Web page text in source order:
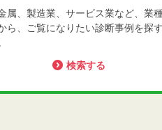
属、製造業、サービス業など、業
ら、ご覧になりたい診断事例を探
検索する